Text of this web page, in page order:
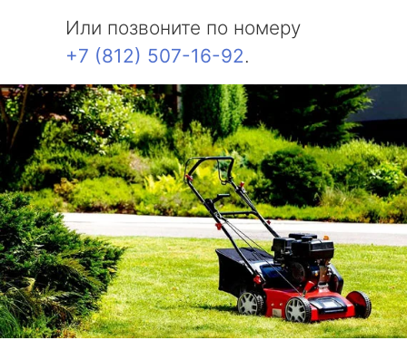
Или позвоните по номеру
+7 (812) 507-16-92.